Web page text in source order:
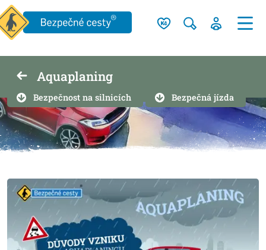
Aquaplaning
Bezpečnost na silnicích Bezpečná jízda